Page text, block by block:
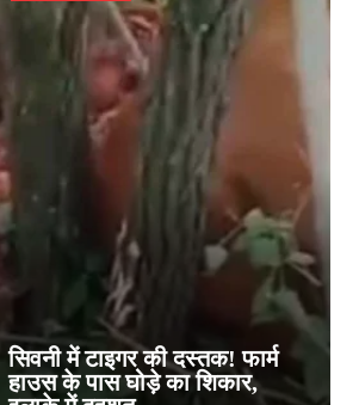
सिवनी में टाइगर की दस्तक! फार्म
हाउस के पास घोड़े का शिकार,